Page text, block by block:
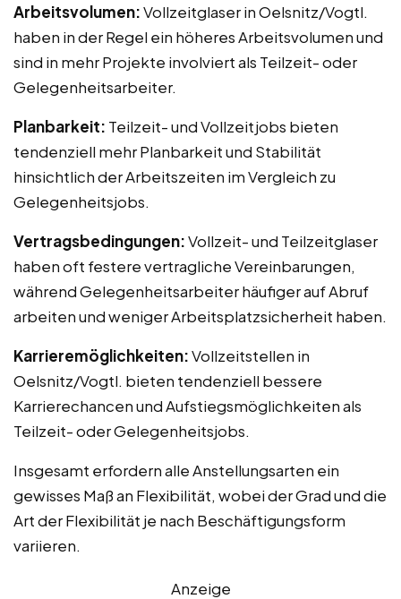
Arbeitsvolumen:Vollzeitglaser in Oelsnitz/Vogtl.
haben in der Regel ein höheres Arbeitsvolumen und
sind in mehr Projekte involviert als Teilzeit- oder
Gelegenheitsarbeiter.
Planbarkeit: Teilzeit- und Vollzeitjobs bieten
tendenziell mehr Planbarkeit und Stabilität
hinsichtlich der Arbeitszeiten im Vergleich zu
Gelegenheitsjobs.
Vertragsbedingungen:Vollzeit- und Teilzeitglaser
haben oft festere vertragliche Vereinbarungen,
während Gelegenheitsarbeiter häufiger auf Abruf
arbeiten und weniger Arbeitsplatzsicherheit haben.
Karrieremöglichkeiten:Vollzeitstellen in
Oelsnitz/Vogtl. bieten tendenziell bessere
Karrierechancen und Aufstiegsmöglichkeiten als
Teilzeit- oder Gelegenheitsjobs.
Insgesamt erfordern alle Anstellungsarten ein
gewisses Maß an Flexibilität, wobei der Grad und die
Art der Flexibilität je nach Beschäftigungsform
variieren.
Anzeige